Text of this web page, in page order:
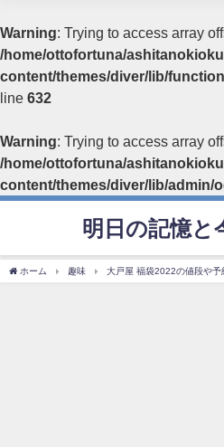
Warning: Trying to access array
/home/ottofortuna/
content/themes/diver/lib/
line 632
Warning: Trying to access array
/home/ottofortuna/
content/themes/diver/lib/admin/
明日の記憶と
ホーム 趣味 大戸屋 福袋2022の値段や予